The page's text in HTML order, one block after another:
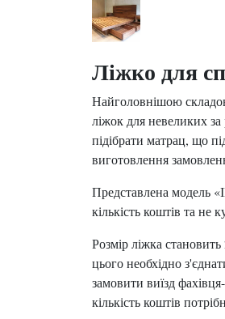
Ліжко для
Найголовнішою
ліжок для невеликих
підібрати матрац, що
виготовлення
Представлена модель
кількість коштів та не
Розмір ліжка
цього необхідно
замовити виїзд
кількість коштів